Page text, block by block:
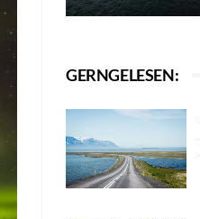
GERNGELESEN: